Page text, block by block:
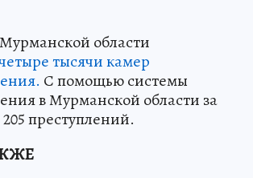
области
тысячи камер
С помощью системы
в Мурманской области за
преступлений.